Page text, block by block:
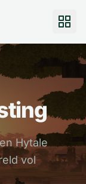
Hytale
vol